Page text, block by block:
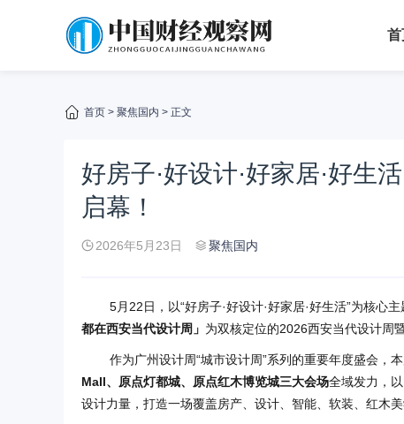
首
首页 > 聚焦国内 > 正文
好房子·好设计·好家居·好生
启幕！
2026年5月23日 聚焦国内
5月22日，以“好房子·好设计·好家居·好生活”为核心主
都在西安当代设计周」 为双核定位的2026西安当代设计周
作为广州设计周“城市设计周”系列的重要年度盛会，
Mall、原点灯都城、原点红木博览城三大会场全域发力，
设计力量，打造一场覆盖房产、设计、智能、软装、红木